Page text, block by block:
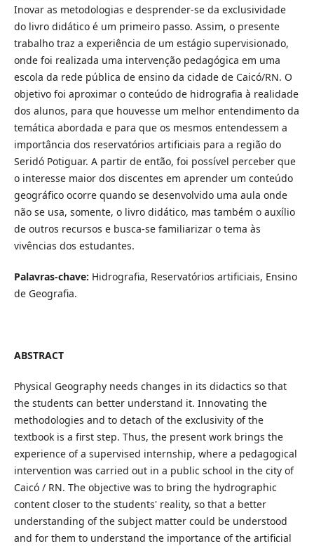
Inovar as metodologias e desprender-se da exclusividade
do livro didático é um primeiro passo. Assim, o presente
trabalho traz a experiência de um estágio supervisionado,
onde foi realizada uma intervenção pedagógica em uma
escola da rede pública de ensino da cidade de Caicó/RN. O
objetivo foi aproximar o conteúdo de hidrografia à realidade
dos alunos, para que houvesse um melhor entendimento da
temática abordada e para que os mesmos entendessem a
importância dos reservatórios artificiais para a região do
Seridó Potiguar. A partir de então, foi possível perceber que
o interesse maior dos discentes em aprender um conteúdo
geográfico ocorre quando se desenvolvido uma aula onde
não se usa, somente, o livro didático, mas também o auxílio
de outros recursos e busca-se familiarizar o tema às
vivências dos estudantes.
Palavras-chave: Hidrografia, Reservatórios artificiais, Ensino
de Geografia.
ABSTRACT
Physical Geography needs changes in its didactics so that
the students can better understand it. Innovating the
methodologies and to detach of the exclusivity of the
textbook is a first step. Thus, the present work brings the
experience of a supervised internship, where a pedagogical
intervention was carried out in a public school in the city of
Caicó / RN. The objective was to bring the hydrographic
content closer to the students' reality, so that a better
understanding of the subject matter could be understood
and for them to understand the importance of the artificial